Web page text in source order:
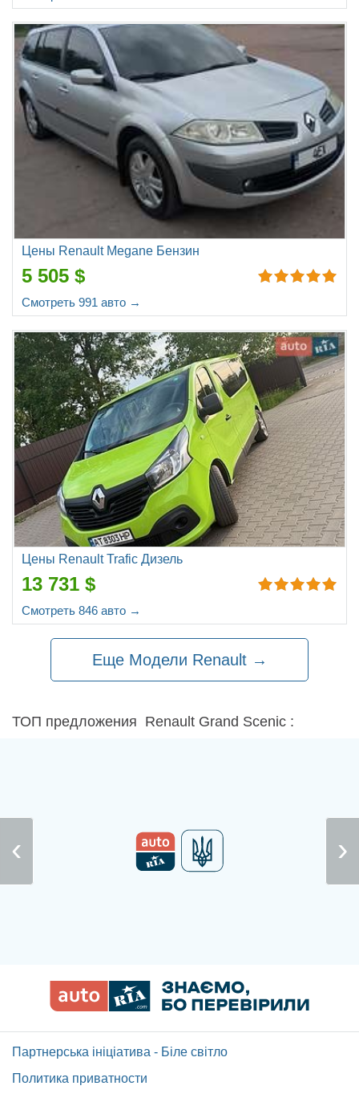
Цены Renault Megane Бензин
5 505 $
Смотреть 991 авто →
Цены Renault Trafic Дизель
13 731 $
Смотреть 846 авто →
Еще Модели Renault →
ТОП предложения Renault Grand Scenic :
Партнерська ініціатива - Біле світло
Политика приватности